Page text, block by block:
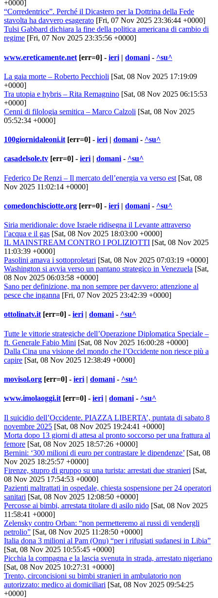
+0000]
“Corredentrice”. Perché il Dicastero per la Dottrina della Fede
stavolta ha davvero esagerato [Fri, 07 Nov 2025 23:36:44 +0000]
Tulsi Gabbard dichiara la fine della politica americana di cambio di
regime [Fri, 07 Nov 2025 23:35:56 +0000]
www.ereticamente.net [err=0] - ieri | domani - ^su^
La gaia morte – Roberto Pecchioli [Sat, 08 Nov 2025 17:19:09
+0000]
Tra utopia e hybris – Rita Remagnino [Sat, 08 Nov 2025 06:15:53
+0000]
Cenni di filologia semitica – Marco Calzoli [Sat, 08 Nov 2025
05:52:34 +0000]
100giornidaleoni.it [err=0] - ieri | domani - ^su^
casadelsole.tv [err=0] - ieri| domani- ^su^
Federico De Renzi – Il mercato dell’energia va verso est [Sat, 08
Nov 2025 11:02:14 +0000]
comedonchisciotte.org [err=0] - ieri | domani - ^su^
Siria meridionale: dove Israele ridisegna il Levante attraverso
l’acqua e il gas [Sat, 08 Nov 2025 18:03:00 +0000]
IL MAINSTREAM CONTRO I POLIZIOTTI [Sat, 08 Nov 2025
11:03:39 +0000]
Pasolini amava i sottoproletari [Sat, 08 Nov 2025 07:03:19 +0000]
Washington si avvia verso un pantano strategico in Venezuela [Sat,
08 Nov 2025 06:03:58 +0000]
Sano per definizione, ma non sempre per davvero: attenzione al
pesce che inganna [Fri, 07 Nov 2025 23:42:39 +0000]
ottolinatv.it[err=0] - ieri| domani- ^su^
Tutte le vittorie strategiche dell’Operazione Diplomatica Speciale –
ft. Generale Fabio Mini [Sat, 08 Nov 2025 16:00:28 +0000]
Dalla Cina una visione del mondo che l’Occidente non riesce più a
capire [Sat, 08 Nov 2025 12:38:49 +0000]
movisol.org [err=0] - ieri | domani - ^su^
www.imolaoggi.it [err=0] - ieri | domani - ^su^
Il suicidio dell’Occidente. PIAZZA LIBERTA’, puntata di sabato 8
novembre 2025 [Sat, 08 Nov 2025 19:24:41 +0000]
Morta dopo 13 giorni di attesa al pronto soccorso per una frattura al
femore [Sat, 08 Nov 2025 18:57:26 +0000]
Bernini: ‘300 milioni di euro per contrastare le dipendenze’ [Sat, 08
Nov 2025 18:25:57 +0000]
Firenze, stupro di gruppo su una turista: arrestati due stranieri [Sat,
08 Nov 2025 17:54:53 +0000]
Pazienti maltrattati in ospedale, chiesta sospensione per 24 operatori
sanitari [Sat, 08 Nov 2025 12:08:50 +0000]
Percosse ai bimbi, arrestata titolare di asilo nido [Sat, 08 Nov 2025
11:58:41 +0000]
Zelensky contro Orban: “non permetteremo ai russi di vendergli
petrolio” [Sat, 08 Nov 2025 11:28:50 +0000]
Italia dona 3 milioni al Pam (Onu) “per i rifugiati sudanesi in Libia”
[Sat, 08 Nov 2025 10:55:45 +0000]
Picchia la compagna e la lascia svenuta in strada, arrestato nigeriano
[Sat, 08 Nov 2025 10:27:31 +0000]
Trento, circoncisioni su bimbi stranieri in ambulatorio non
autorizzato: medico ai domiciliari [Sat, 08 Nov 2025 09:54:25
+0000]